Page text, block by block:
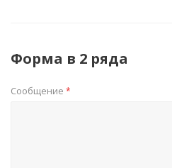
Форма в 2 ряда
Сообщение *